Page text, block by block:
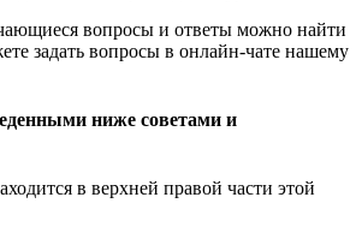
вопросы и ответы можно найти
задать вопросы в онлайн-чате нашему
ниже советами и
в верхней правой части этой